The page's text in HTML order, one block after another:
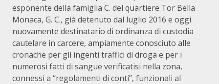
esponente della famiglia C. del quartiere Tor Bella
Monaca, G. C., già detenuto dal luglio 2016 e oggi
nuovamente destinatario di ordinanza di custodia
cautelare in carcere, ampiamente conosciuto alle
cronache per gli ingenti traffici di droga e per i
numerosi fatti di sangue verificatisi nella zona,
connessi a “regolamenti di conti”, funzionali al